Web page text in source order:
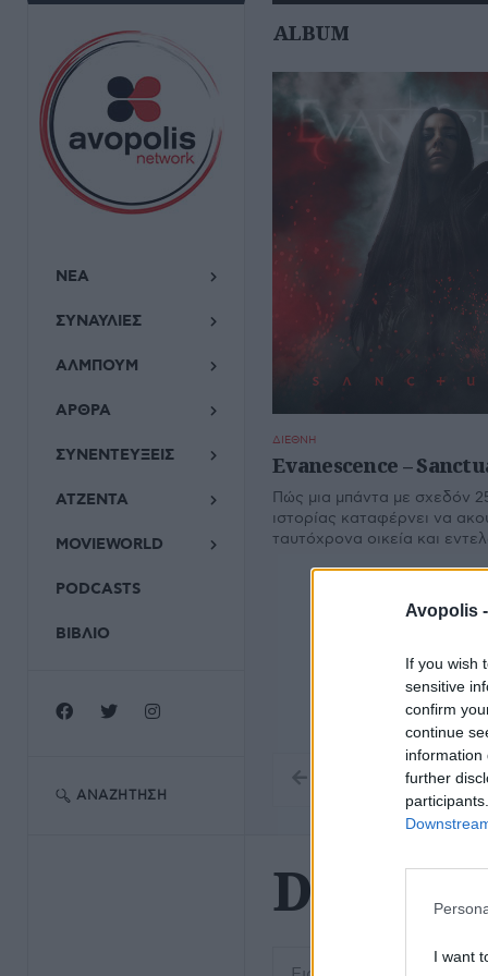
Avopolis -
If you wish
sensitive
confirm
continue
information
further
I want
ΝΕΑ
ΣΥΝΑΥΛΙΕΣ
ΑΛΜΠΟΥΜ
ΑΡΘΡΑ
ΣΥΝΕΝΤΕΥΞΕΙΣ
ΑΤΖΕΝΤΑ
MOVIEWORLD
PODCASTS
ΒΙΒΛΙΟ
ΑΝΑΖΉΤΗΣΗ
ALBUM
ΔΙΕΘΝΗ
Evanescence –
Πώς μια μπάντα με σχεδόν
ιστορίας καταφέρνει να
ταυτόχρονα οικεία και
Εισάγετε μέρος του